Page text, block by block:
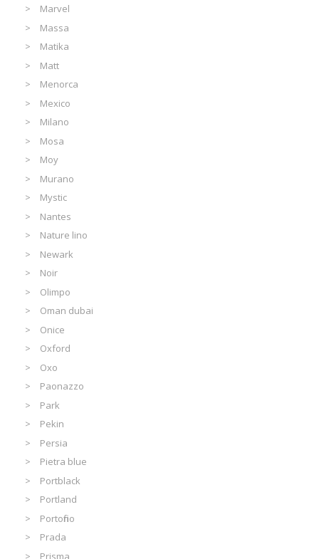
Marvel
Massa
Matika
Matt
Menorca
Mexico
Milano
Mosa
Moy
Murano
Mystic
Nantes
Nature lino
Newark
Noir
Olimpo
Oman dubai
Onice
Oxford
Oxo
Paonazzo
Park
Pekin
Persia
Pietra blue
Portblack
Portland
Portofino
Prada
Prisma